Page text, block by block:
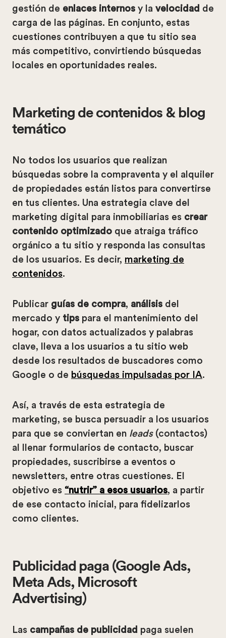
gestión de enlaces internos y la velocidad de
carga de las páginas. En conjunto, estas
cuestiones contribuyen a que tu sitio sea
más competitivo, convirtiendo búsquedas
locales en oportunidades reales.
Marketing de contenidos & blog
temático
No todos los usuarios que realizan
búsquedas sobre la compraventa y el alquiler
de propiedades están listos para convertirse
en tus clientes. Una estrategia clave del
marketing digital para inmobiliarias es crear
contenido optimizado que atraiga tráfico
orgánico a tu sitio y responda las consultas
de los usuarios. Es decir, marketing de
contenidos.
Publicar guías de compra, análisis del
mercado y tips para el mantenimiento del
hogar, con datos actualizados y palabras
clave, lleva a los usuarios a tu sitio web
desde los resultados de buscadores como
Google o de búsquedas impulsadas por IA.
Así, a través de esta estrategia de
marketing, se busca persuadir a los usuarios
para que se conviertan en leads(contactos)
al llenar formularios de contacto, buscar
propiedades, suscribirse a eventos o
newsletters, entre otras cuestiones. El
objetivo es “nutrir” a esos usuarios, a partir
de ese contacto inicial, para fidelizarlos
como clientes.
Publicidad paga (Google Ads,
Meta Ads, Microsoft
Advertising)
Las campañas de publicidad paga suelen